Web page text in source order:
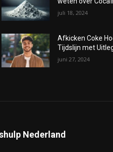
juli 18, 2024
Afkicken Coke
Tijdslijn met
juni 27, 2024
Nederland